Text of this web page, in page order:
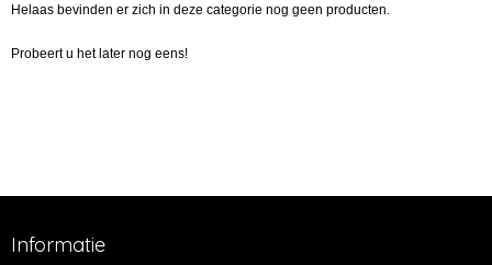
Helaas bevinden er zich in deze categorie nog geen producten.
Probeert u het later nog eens!
Informatie